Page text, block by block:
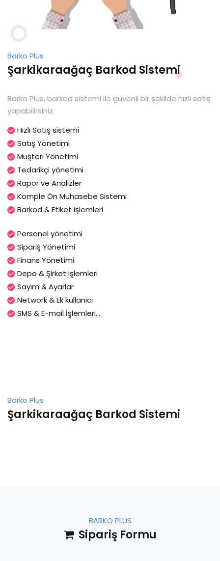
Barko Plus
Şarkikaraağaç Barkod Sistemi
Barko Plus, barkod sistemi ile güvenli bir şekilde hızlı satış
yapabilirsiniz.
Hızlı Satış sistemi
Satış Yönetimi
Müşteri Yönetimi
Tedarikçi yönetimi
Rapor ve Analizler
Komple Ön Muhasebe Sistemi
Barkod & Etiket işlemleri
Personel yönetimi
Sipariş Yönetimi
Finans Yönetimi
Depo & Şirket işlemleri
Sayım & Ayarlar
Network & Ek kullanıcı
SMS & E-mail İşlemleri...
Barko Plus
Şarkikaraağaç Barkod Sistemi
BARKO PLUS
Sipariş Formu